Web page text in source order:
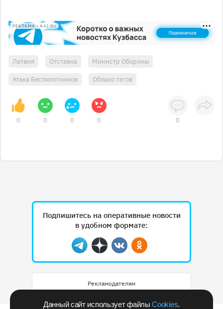
Данный сайт использует файлыCookies.
РЕКЛАМА • A42.RU
Латвия Отставка Министр Обороны
Атака Беспилотников Облако тэгов
0 0 0 0 0
Подпишитесь на оперативные новости
в удобном формате:
Telegram
ДзенВконтактеОдноклассники
Рекламодателям